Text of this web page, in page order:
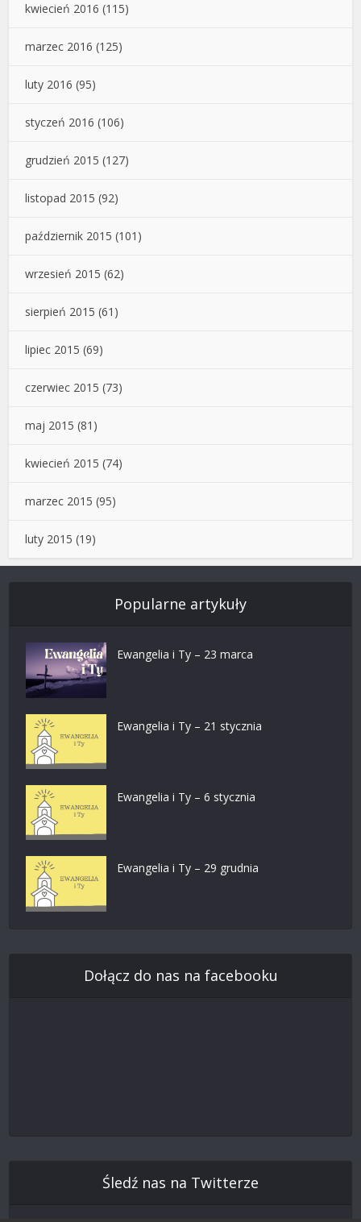
kwiecień 2016 (115)
marzec 2016 (125)
luty 2016 (95)
styczeń 2016 (106)
grudzień 2015 (127)
listopad 2015 (92)
październik 2015 (101)
wrzesień 2015 (62)
sierpień 2015 (61)
lipiec 2015 (69)
czerwiec 2015 (73)
maj 2015 (81)
kwiecień 2015 (74)
marzec 2015 (95)
luty 2015 (19)
Popularne artykuły
Ewangelia i Ty – 23 marca
Ewangelia i Ty – 21 stycznia
Ewangelia i Ty – 6 stycznia
Ewangelia i Ty – 29 grudnia
Dołącz do nas na facebooku
Śledź nas na Twitterze